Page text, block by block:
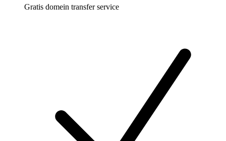
Gratis domein transfer service